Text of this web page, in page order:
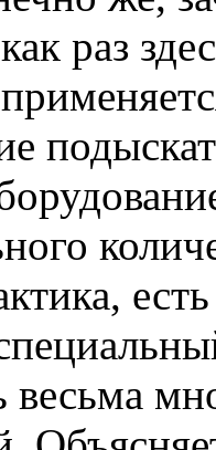
раз
весьма